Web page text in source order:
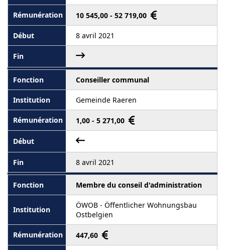
10 545,00 - 52 719,00
8 avril 2021
Conseiller communal
Gemeinde Raeren
1,00 - 5 271,00
8 avril 2021
Membre du conseil d'administration
ÖWOB - Öffentlicher Wohnungsbau
Ostbelgien
447,60